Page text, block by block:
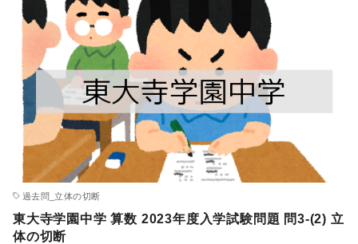
過去問_立体の切断
東大寺学園中学 算数 2023年度入学試験問題 問3-(2) 立
体の切断